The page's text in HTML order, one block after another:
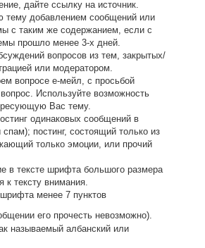
дайте ссылку на источник.
тему добавлением сообщений или
с таким же содержанием, если с
прошло менее 3-х дней.
вопросов из тем, закpытых/
или модератором.
вопросе е-мейл, с просьбой
Используйте возможность
Вас тему.
одинаковых сообщений в
постинг, состоящий только из
только эмоции, или прочий
в тексте шрифта большого размера
к тексту внимания.
менее 7 пунктов
его прочесть невозможно).
называемый албанский или